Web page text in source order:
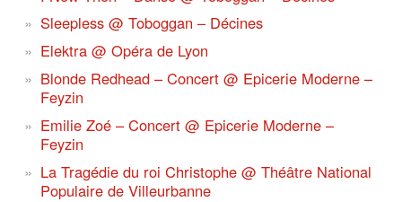
Sleepless @ Toboggan – Décines
Elektra @ Opéra de Lyon
Blonde Redhead – Concert @ Epicerie Moderne –
Feyzin
Emilie Zoé – Concert @ Epicerie Moderne –
Feyzin
La Tragédie du roi Christophe @ Théâtre National
Populaire de Villeurbanne